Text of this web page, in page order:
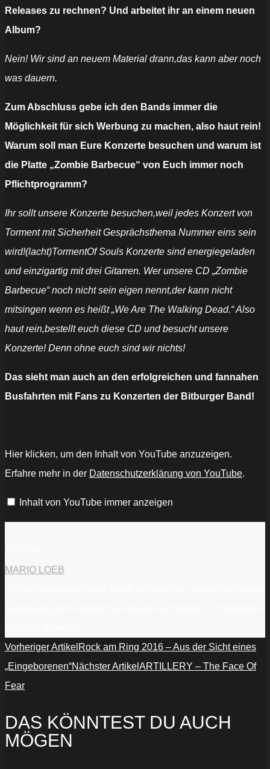
Releases zu rechnen? Und arbeitet ihr an einem neuen
Album?
Nein! Wir sind an neuem Material drann,das kann aber noch
was dauern.
Zum Abschluss gebe ich den Bands immer die
Möglichkeit für sich Werbung zu machen, also haut rein!
Warum soll man Eure Konzerte besuchen und warum ist
die Platte „Zombie Barbecue“ von Euch immer noch
Pflichtprogramm?
Ihr sollt unsere Konzerte besuchen,weil jedes Konzert von
Torment mit Sicherheit Gesprächsthema Nummer eins sein
wird!(lacht)TormentOf Souls Konzerte sind energiegeladen
und einzigartig mit drei Gitarren. Wer unsere CD „Zombie
Barbecue“ noch nicht sein eigen nennt,der kann nicht
mitsingen wenn es heißt „We Are The Walking Dead.“ Also
haut rein,bestellt euch diese CD und besucht unsere
Konzerte! Denn ohne euch sind wir nichts!
Das sieht man auch an den erfolgreichen und fannahen
Busfahrten mit Fans zu Konzerten der Bitburger Band!
„Zombie
Style
Music
Bone
Brain
von
YouTube
Hier klicken, um den Inhalt von YouTube anzuzeigen.
Erfahre mehr in der Datenschutzerklärung von YouTube.
Inhalt von YouTube immer anzeigen
MARIO LOEB
Vorheriger Artikel Rock am Ring 2016 – Aus der Sicht eines
„Eingeborenen“Nächster Artikel ARTILLERY – The Face Of
Fear
DAS KÖNNTEST DU AUCH
MÖGEN